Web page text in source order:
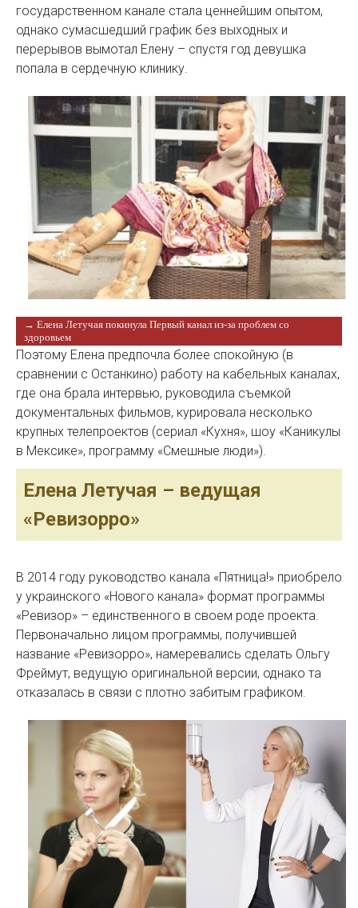
государственном канале стала ценнейшим опытом,
однако сумасшедший график без выходных и
перерывов вымотал Елену – спустя год девушка
попала в сердечную клинику.
→ Елена Летучая покинула Первый канал из-за проблем со
здоровьем
Поэтому Елена предпочла более спокойную (в
сравнении с Останкино) работу на кабельных каналах,
где она брала интервью, руководила съемкой
документальных фильмов, курировала несколько
крупных телепроектов (сериал «Кухня», шоу «Каникулы
в Мексике», программу «Смешные люди»).
Елена Летучая – ведущая
«Ревизорро»
В 2014 году руководство канала «Пятница!» приобрело
у украинского «Нового канала» формат программы
«Ревизор» – единственного в своем роде проекта.
Первоначально лицом программы, получившей
название «Ревизорро», намеревались сделать Ольгу
Фреймут, ведущую оригинальной версии, однако та
отказалась в связи с плотно забитым графиком.